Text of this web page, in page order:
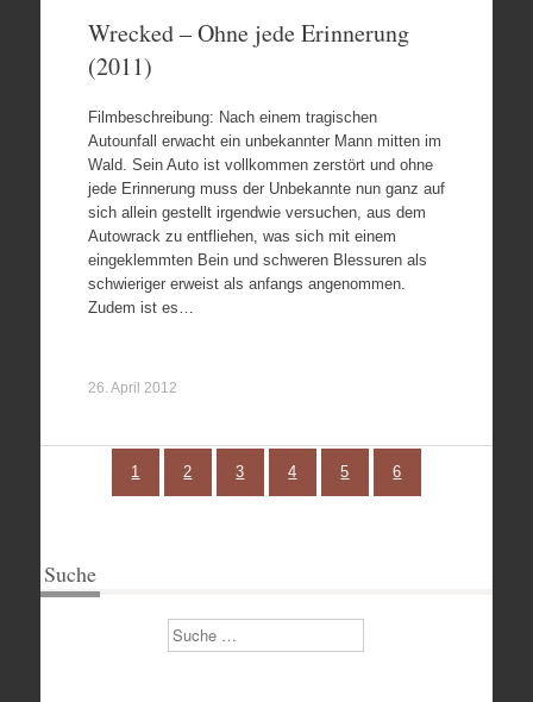
Wrecked – Ohne jede Erinnerung
(2011)
Filmbeschreibung: Nach einem tragischen
Autounfall erwacht ein unbekannter Mann mitten im
Wald. Sein Auto ist vollkommen zerstört und ohne
jede Erinnerung muss der Unbekannte nun ganz auf
sich allein gestellt irgendwie versuchen, aus dem
Autowrack zu entfliehen, was sich mit einem
eingeklemmten Bein und schweren Blessuren als
schwieriger erweist als anfangs angenommen.
Zudem ist es…
26. April 2012
1 2 3 4 5 6
Suche
Suchen